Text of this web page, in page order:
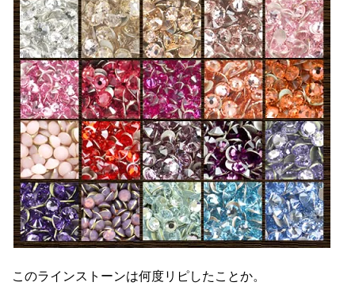
このラインストーンは何度リピしたことか。